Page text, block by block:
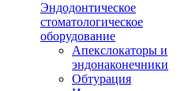
Эндодонтическое
стоматологическое
оборудование
Апекслокаторы и
эндонаконечники
Обтурация